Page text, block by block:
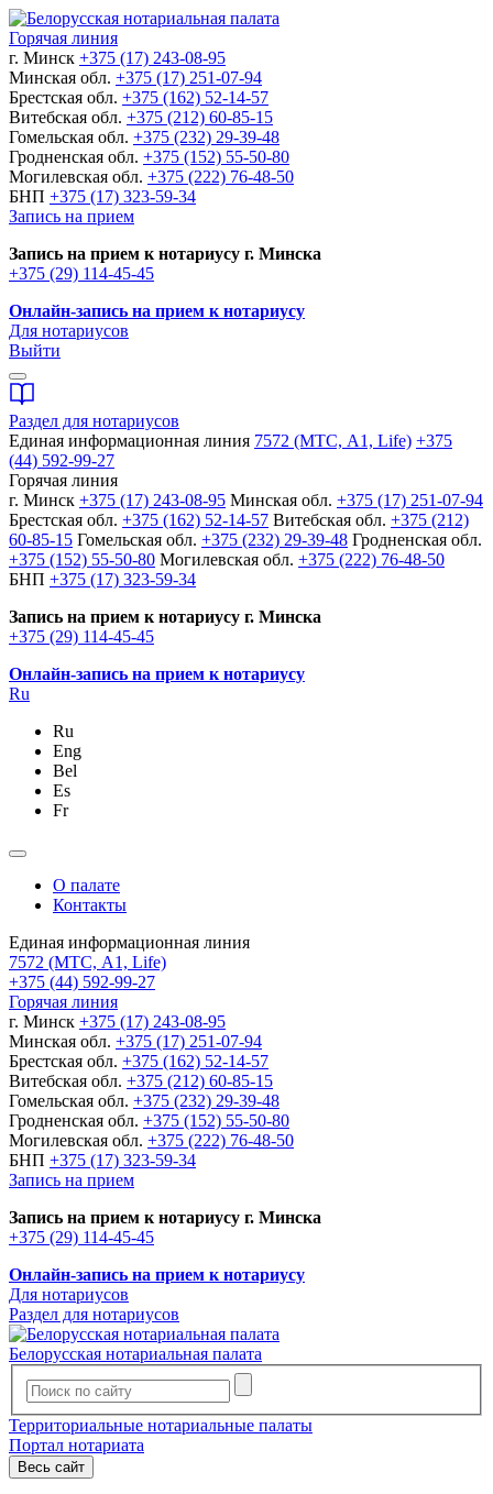
Горячая линия
г. Минск +375 (17) 243-08-95
Минская обл. +375 (17) 251-07-94
Брестская обл. +375 (162) 52-14-57
Витебская обл. +375 (212) 60-85-15
Гомельская обл. +375 (232) 29-39-48
Гродненская обл. +375 (152) 55-50-80
Могилевская обл. +375 (222) 76-48-50
БНП +375 (17) 323-59-34
Запись на прием
Запись на прием к нотариусу г. Минска
+375 (29) 114-45-45
Онлайн-запись на прием к нотариусу
Для нотариусов
Выйти
Раздел для нотариусов
Единая информационная линия 7572 (МТС, A1, Life) +375
(44) 592-99-27
Горячая линия
г. Минск +375 (17) 243-08-95 Минская обл. +375 (17) 251-07-94
Брестская обл. +375 (162) 52-14-57 Витебская обл. +375 (212)
60-85-15 Гомельская обл. +375 (232) 29-39-48 Гродненская обл.
+375 (152) 55-50-80 Могилевская обл. +375 (222) 76-48-50
БНП +375 (17) 323-59-34
Запись на прием к нотариусу г. Минска
+375 (29) 114-45-45
Онлайн-запись на прием к нотариусу
Ru
Ru
Eng
Bel
Es
Fr
О палате
Контакты
Единая информационная линия
7572 (МТС, A1, Life)
+375 (44) 592-99-27
Горячая линия
г. Минск +375 (17) 243-08-95
Минская обл. +375 (17) 251-07-94
Брестская обл. +375 (162) 52-14-57
Витебская обл. +375 (212) 60-85-15
Гомельская обл. +375 (232) 29-39-48
Гродненская обл. +375 (152) 55-50-80
Могилевская обл. +375 (222) 76-48-50
БНП +375 (17) 323-59-34
Запись на прием
Запись на прием к нотариусу г. Минска
+375 (29) 114-45-45
Онлайн-запись на прием к нотариусу
Для нотариусов
Раздел для нотариусов
Белорусская нотариальная палата
Территориальные нотариальные палаты
Портал нотариата
Весь сайт